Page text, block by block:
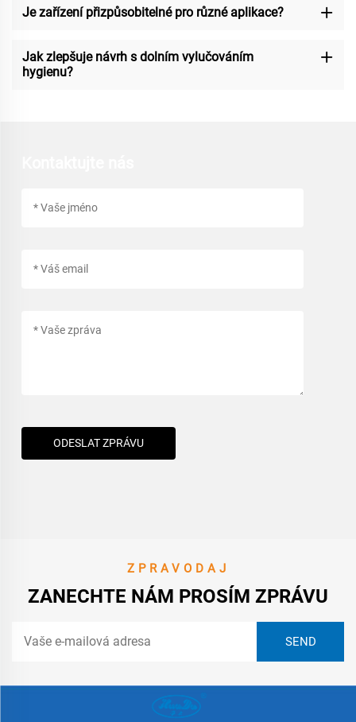
Je zařízení přizpůsobitelné pro různé aplikace?
Jak zlepšuje návrh s dolním vylučováním
hygienu?
ODESLAT ZPRÁVU
ZPRAVODAJ
ZANECHTE NÁM PROSÍM ZPRÁVU